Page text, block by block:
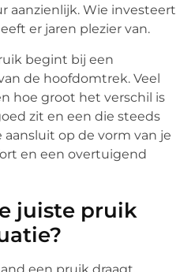
aanzienlijk. Wie investeert
er jaren plezier van.
begint bij een
de hoofdomtrek. Veel
hoe groot het verschil is
zit en een die steeds
aansluit op de vorm van je
en een overtuigend
juiste pruik
een pruik draagt,